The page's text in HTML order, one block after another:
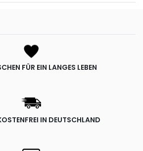
FÜR EIN LANGES LEBEN
IN DEUTSCHLAND